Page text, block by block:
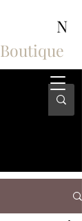
N